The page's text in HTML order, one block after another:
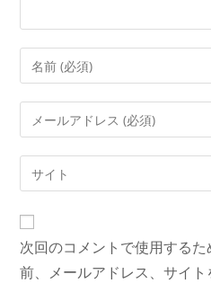
メ
ン
る
名
前
ま
た
は
ー
ル
ア
レ
ス
を
Web
サ
イ
ト
の
URL
次回のコメントで使用する
前、メールアドレス、サイト